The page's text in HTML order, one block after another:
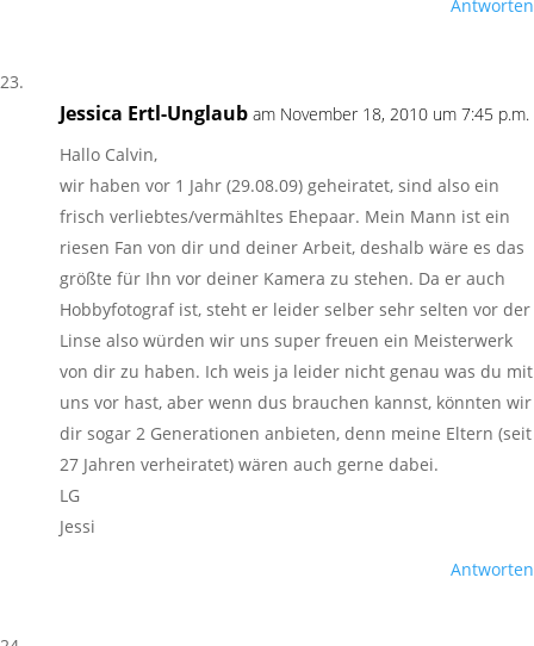
Antworten
Jessica Ertl-Unglaub am November 18, 2010 um 7:45 p.m.
Hallo Calvin,
wir haben vor 1 Jahr (29.08.09) geheiratet, sind also ein
frisch verliebtes/vermähltes Ehepaar. Mein Mann ist ein
riesen Fan von dir und deiner Arbeit, deshalb wäre es das
größte für Ihn vor deiner Kamera zu stehen. Da er auch
Hobbyfotograf ist, steht er leider selber sehr selten vor der
Linse also würden wir uns super freuen ein Meisterwerk
von dir zu haben. Ich weis ja leider nicht genau was du mit
uns vor hast, aber wenn dus brauchen kannst, könnten wir
dir sogar 2 Generationen anbieten, denn meine Eltern (seit
27 Jahren verheiratet) wären auch gerne dabei.
LG
Jessi
Antworten